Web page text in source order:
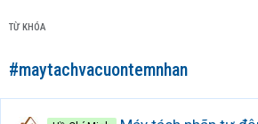
TỪ KHÓA
#maytachvacuontemnhan